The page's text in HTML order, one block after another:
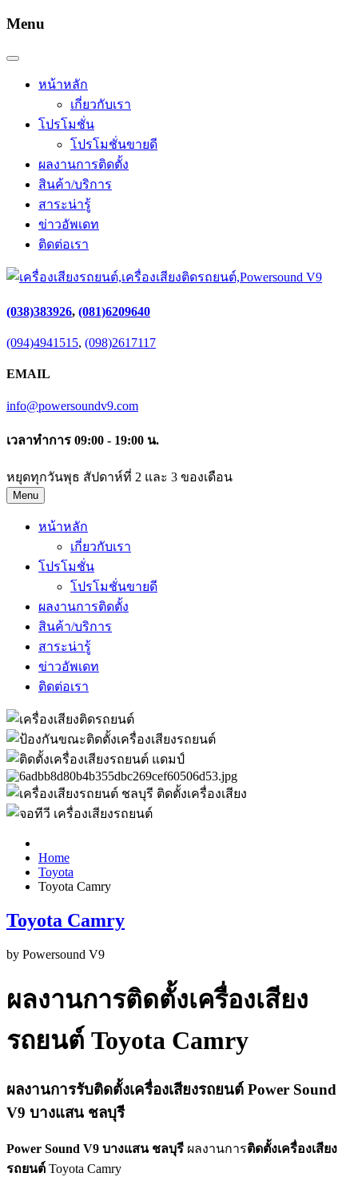
Menu
หน้าหลัก
เกี่ยวกับเรา
โปรโมชั่น
โปรโมชั่นขายดี
ผลงานการติดตั้ง
สินค้า/บริการ
สาระน่ารู้
ข่าวอัพเดท
ติดต่อเรา
(038)383926, (081)6209640
(094)4941515, (098)2617117
EMAIL
info@powersoundv9.com
เวลาทำการ 09:00 - 19:00 น.
หยุดทุกวันพุธ สัปดาห์ที่ 2 และ 3 ของเดือน
Menu
หน้าหลัก
เกี่ยวกับเรา
โปรโมชั่น
โปรโมชั่นขายดี
ผลงานการติดตั้ง
สินค้า/บริการ
สาระน่ารู้
ข่าวอัพเดท
ติดต่อเรา
Home
Toyota
Toyota Camry
Toyota Camry
by Powersound V9
ผลงานการติดตั้งเครื่องเสียง
รถยนต์ Toyota Camry
ผลงานการรับติดตั้งเครื่องเสียงรถยนต์ Power Sound
V9 บางแสน ชลบุรี
Power Sound V9 บางแสน ชลบุรี ผลงานการติดตั้งเครื่องเสียง
รถยนต์ Toyota Camry